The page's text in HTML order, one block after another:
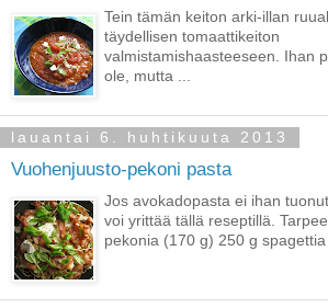
Tein tämän keiton arki-illan
täydellisen tomaattikeiton
valmistamishaasteeseen. Ihan
ole, mutta ...
lauantai 6. huhtikuuta 2013
Vuohenjuusto-pekoni pasta
Jos avokadopasta ei ihan
voi yrittää tällä reseptillä.
pekonia (170 g) 250 g spagettia